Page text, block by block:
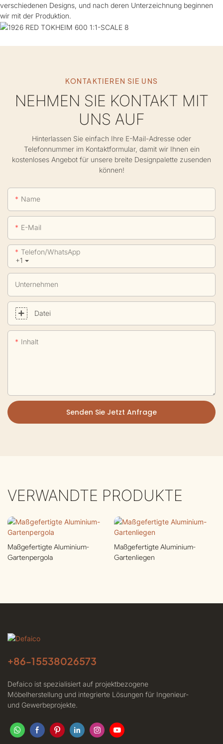
verschiedenen Designs, und nach deren Unterzeichnung beginnen
wir mit der Produktion.
KONTAKTIEREN SIE UNS
NEHMEN SIE KONTAKT MIT
UNS AUF
Hinterlassen Sie einfach Ihre E-Mail-Adresse oder
Telefonnummer im Kontaktformular, damit wir Ihnen ein
kostenloses Angebot für unsere breite Designpalette zusenden
können!
Name
E-Mail
+1
Telefon/WhatsApp
Unternehmen
Datei
Inhalt
Senden Sie Jetzt Anfrage
VERWANDTE PRODUKTE
Maßgefertigte Aluminium-
Gartenpergola
Maßgefertigte Aluminium-
Gartenliegen
+86-15538026573
Defaico ist spezialisiert auf projektbezogene
Möbelherstellung und integrierte Lösungen für Ingenieur-
und Gewerbeprojekte.